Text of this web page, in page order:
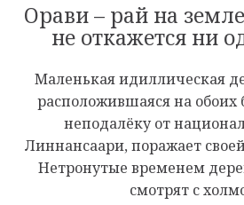
Орави – рай на
не откажется ни
Маленькая идиллическая
расположившаяся на обоих
неподалёку от
Линнансаари, поражает
Нетронутые временем
смотрят с